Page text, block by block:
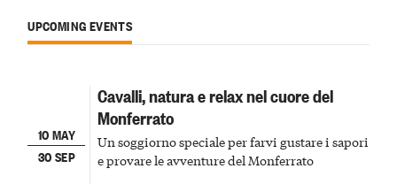
UPCOMING EVENTS
10 MAY
30 SEP
Cavalli, natura e relax nel cuore del
Monferrato
Un soggiorno speciale per farvi gustare i sapori
e provare le avventure del Monferrato